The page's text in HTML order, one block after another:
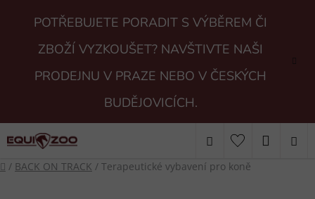
POTŘEBUJETE PORADIT S VÝBĚREM ČI
ZBOŽÍ VYZKOUŠET? NAVŠTIVTE NAŠI
PRODEJNU V PRAZE NEBO V ČESKÝCH
BUDĚJOVICÍCH.
Hledat
Domů
/ BACK ON TRACK / Terapeutické vybavení pro koně